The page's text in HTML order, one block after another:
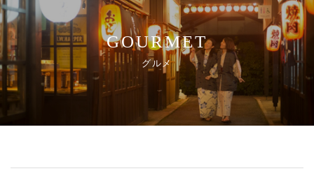
GOURMET
グルメ